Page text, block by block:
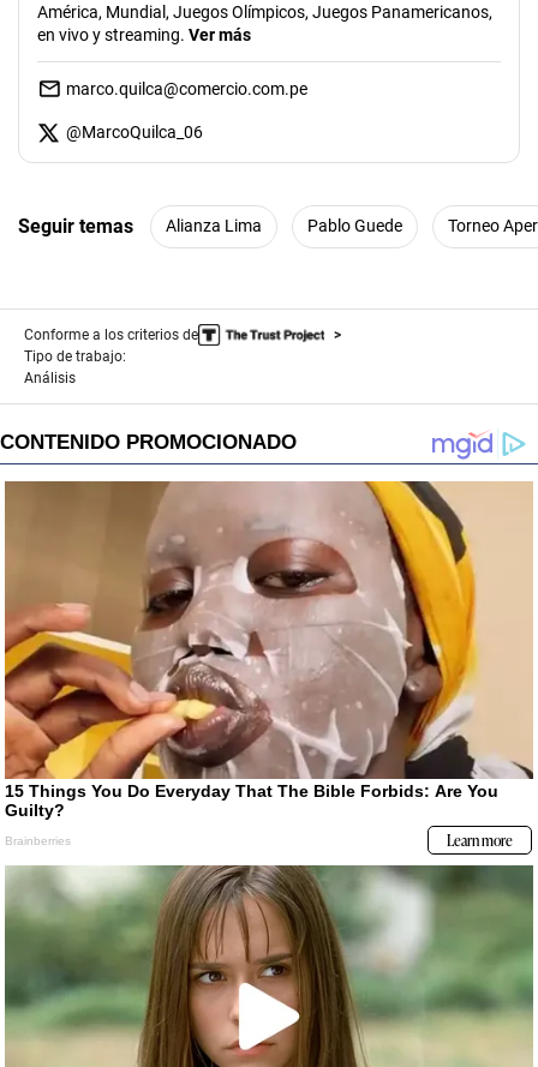
América, Mundial, Juegos Olímpicos, Juegos Panamericanos,
en vivo y streaming. Ver más
marco.quilca@comercio.com.pe
@MarcoQuilca_06
Seguir temas Alianza Lima Pablo Guede Torneo
Conforme a los criterios de
Tipo de trabajo:
Análisis